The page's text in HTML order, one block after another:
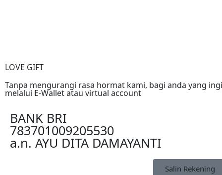
LOVE GIFT
Tanpa mengurangi rasa hormat kami, bagi anda yang
melalui E-Wallet atau virtual account
BANK BRI
783701009205530
a.n. AYU DITA DAMAYANTI
Salin Rekening